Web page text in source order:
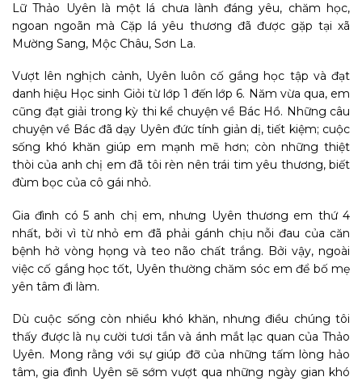
Lữ Thảo Uyên là một lá chưa lành đáng yêu, chăm học,
ngoan ngoãn mà Cặp lá yêu thương đã được gặp tại xã
Mường Sang, Mộc Châu, Sơn La.
Vượt lên nghịch cảnh, Uyên luôn cố gắng học tập và đạt
danh hiệu Học sinh Giỏi từ lớp 1 đến lớp 6. Năm vừa qua, em
cũng đạt giải trong kỳ thi kể chuyện về Bác Hồ. Những câu
chuyện về Bác đã dạy Uyên đức tính giản dị, tiết kiệm; cuộc
sống khó khăn giúp em mạnh mẽ hơn; còn những thiệt
thòi của anh chị em đã tôi rèn nên trái tim yêu thương, biết
đùm bọc của cô gái nhỏ.
Gia đình có 5 anh chị em, nhưng Uyên thương em thứ 4
nhất, bởi vì từ nhỏ em đã phải gánh chịu nỗi đau của căn
bệnh hở vòng họng và teo não chất trắng. Bởi vậy, ngoài
việc cố gắng học tốt, Uyên thường chăm sóc em để bố mẹ
yên tâm đi làm.
Dù cuộc sống còn nhiều khó khăn, nhưng điều chúng tôi
thấy được là nụ cười tươi tắn và ánh mắt lạc quan của Thảo
Uyên. Mong rằng với sự giúp đỡ của những tấm lòng hảo
tâm, gia đình Uyên sẽ sớm vượt qua những ngày gian khó